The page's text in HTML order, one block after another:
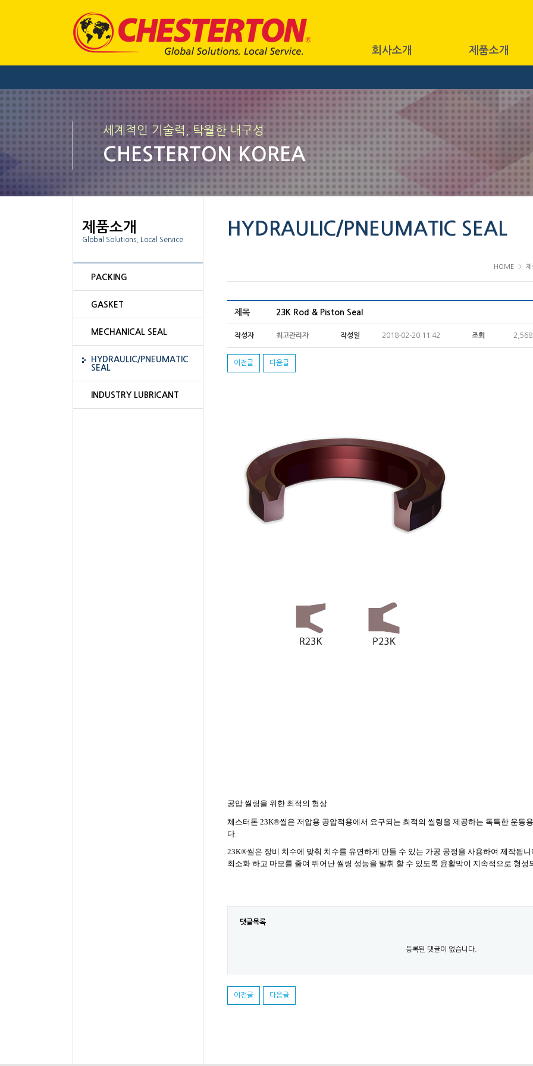
회사소개 제품소개
세계적인 기술력, 탁월한 내구성
CHESTERTON KOREA
제품소개
Global Solutions, Local Service
PACKING
GASKET
MECHANICAL SEAL
HYDRAULIC/PNEUMATIC
SEAL
INDUSTRY LUBRICANT
HYDRAULIC/PNEUMATIC SEAL
HOME 제
제목 23K Rod & Piston Seal
작성자 최고관리자 작성일 2018-02-20 11:42 조회 2,568
이전글 다음글
공압 씰링을 위한 최적의 형상
체스터톤 23K®씰은 저압용 공압적용에서 요구되는 최적의 씰링을 제공하는 독특한 운동
다
23K®씰은 장비 치수에 맞춰 치수를 유연하게 만들 수 있는 가공 공정을 사용하여 제작됩니
최소화 하고 마모를 줄여 뛰어난 씰링 성능을 발휘 할 수 있도록 윤활막이 지속적으로 형성
댓글목록
등록된 댓글이 없습니다.
이전글 다음글